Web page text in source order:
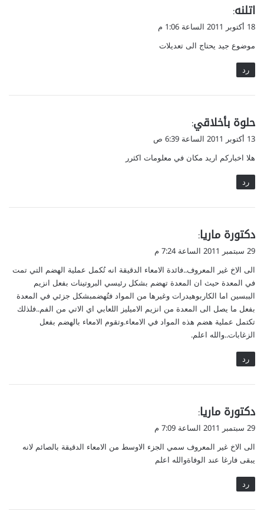
ي
ق
ل
اتلنه:
18 أكتوبر 2011 الساعة 1:06 م
موضوع جيد يحتاج الى تعديلات
رد
ي
ق
ل
حلوة بأخلاقي:
13 أكتوبر 2011 الساعة 6:39 ص
هلا اخباركم اريد مكان في معلومات اكثرر
رد
ي
ق
ل
دكتورة ماريا:
29 سبتمبر 2011 الساعة 7:24 م
الى الاخ غير المعروف..فائدة الامعاء الدقيقة انه تُكمل عملية الهضم التي تمت
في المعدة حيث ان المعدة تهضم بشكل رئيسي البروتينات بفعل انزيم
الببسين اما الكاربوهيدرات وغيرها من المواد فتُهضمبشكل جزئي في المعدة
بفعل ما يصل الى المعدة من انزيم الاميليز اللعابي اي الاتي من الفم..فلذلك
تكتمل عملية هضم هذه المواد في الامعاء.وتقوم الامعاء بالهضم بفعل
الزغابات..والله اعلم.
رد
ي
ق
ل
دكتورة ماريا:
29 سبتمبر 2011 الساعة 7:09 م
الى الاخ غير المعروف سمي الجزء الاوسط من الامعاء الدقيقة بالصائم لانه
يبقى فارغا عند الوفاةوالله اعلم
رد